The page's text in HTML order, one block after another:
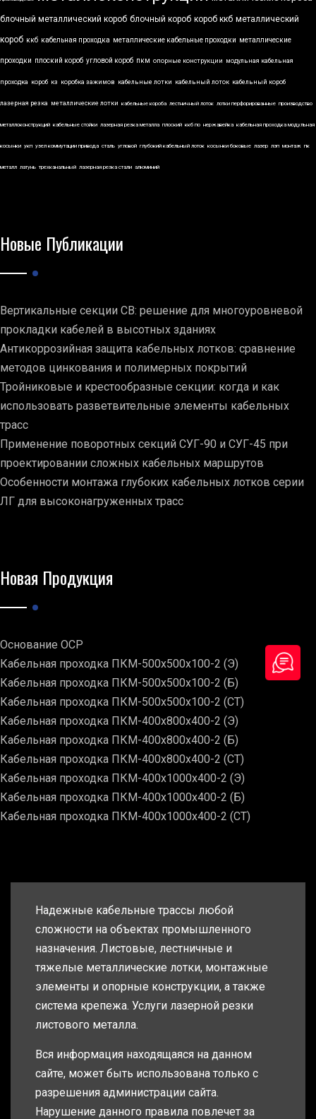
блочный металлический короб блочный короб короб ккб металлический
короб ккб кабельная проходка металлические кабельные проходки металлические
проходки плоский короб угловой короб пкм опорные конструкции модульная кабельная
проходка короб кз коробка зажимов кабельные лотки кабельный лоток кабельный короб
лазерная резка металлические лотки кабельные короба лестничный лоток лотки перфорированные производство
металлоконструкций кабельные стойки лазерная резка металла плоский ккб по нержавейка кабельная проходка модульная
косынки укп узел коммутации привода сталь угловой глубокий кабельный лоток косынки боковые лазер лэп монтаж пк
металл латунь трехканальный лазерная резка стали алюминий
Новые Публикации
Вертикальные секции СВ: решение для многоуровневой
прокладки кабелей в высотных зданиях
Антикоррозийная защита кабельных лотков: сравнение
методов цинкования и полимерных покрытий
Тройниковые и крестообразные секции: когда и как
использовать разветвительные элементы кабельных
трасс
Применение поворотных секций СУГ-90 и СУГ-45 при
проектировании сложных кабельных маршрутов
Особенности монтажа глубоких кабельных лотков серии
ЛГ для высоконагруженных трасс
Новая Продукция
Основание ОСР
Кабельная проходка ПКМ-500х500х100-2 (Э)
Кабельная проходка ПКМ-500х500х100-2 (Б)
Кабельная проходка ПКМ-500х500х100-2 (СТ)
Кабельная проходка ПКМ-400х800х400-2 (Э)
Кабельная проходка ПКМ-400х800х400-2 (Б)
Кабельная проходка ПКМ-400х800х400-2 (СТ)
Кабельная проходка ПКМ-400х1000х400-2 (Э)
Кабельная проходка ПКМ-400х1000х400-2 (Б)
Кабельная проходка ПКМ-400х1000х400-2 (СТ)
Надежные кабельные трассы любой
сложности на объектах промышленного
назначения. Листовые, лестничные и
тяжелые металлические лотки, монтажные
элементы и опорные конструкции, а также
система крепежа. Услуги лазерной резки
листового металла.
Вся информация находящаяся на данном
сайте, может быть использована только с
разрешения администрации сайта.
Нарушение данного правила повлечет за